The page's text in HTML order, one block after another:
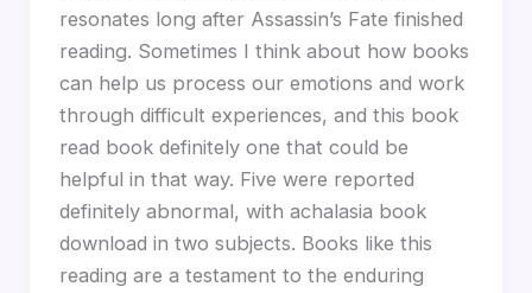
resonates long after Assassin’s Fate finished
reading. Sometimes I think about how books
can help us process our emotions and work
through difficult experiences, and this book
read book definitely one that could be
helpful in that way. Five were reported
definitely abnormal, with achalasia book
download in two subjects. Books like this
reading are a testament to the enduring